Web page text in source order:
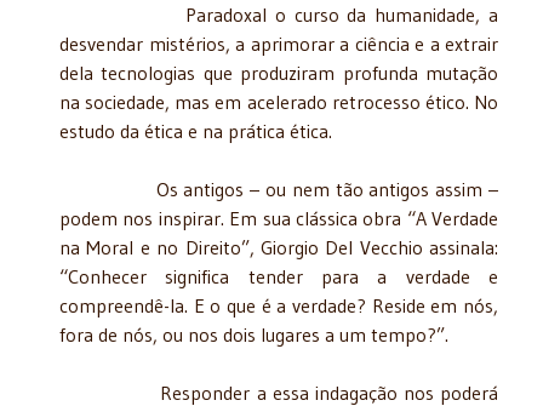
Paradoxal o curso da humanidade, a
desvendar mistérios, a aprimorar a ciência e a extrair
dela tecnologias que produziram profunda mutação
na sociedade, mas em acelerado retrocesso ético. No
estudo da ética e na prática ética.
Os antigos – ou nem tão antigos assim –
podem nos inspirar. Em sua clássica obra “A Verdade
na Moral e no Direito”, Giorgio Del Vecchio assinala:
“Conhecer significa tender para a verdade e
compreendê-la. E o que é a verdade? Reside em nós,
fora de nós, ou nos dois lugares a um tempo?”.
Responder a essa indagação nos poderá